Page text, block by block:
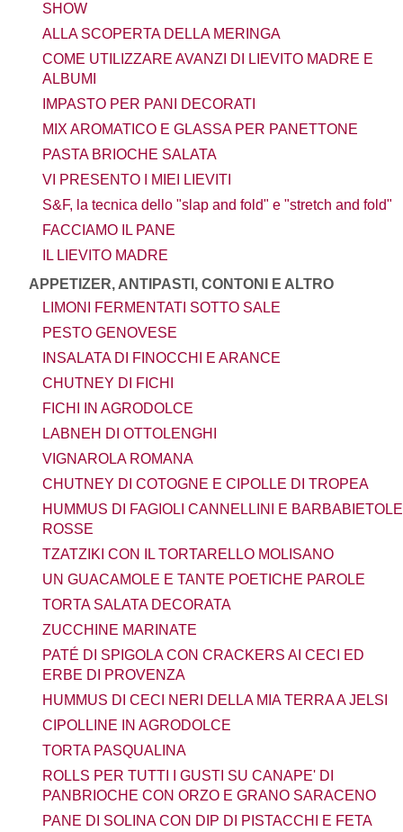
SHOW
ALLA SCOPERTA DELLA MERINGA
COME UTILIZZARE AVANZI DI LIEVITO MADRE E
ALBUMI
IMPASTO PER PANI DECORATI
MIX AROMATICO E GLASSA PER PANETTONE
PASTA BRIOCHE SALATA
VI PRESENTO I MIEI LIEVITI
S&F, la tecnica dello "slap and fold" e "stretch and fold"
FACCIAMO IL PANE
IL LIEVITO MADRE
APPETIZER, ANTIPASTI, CONTONI E ALTRO
LIMONI FERMENTATI SOTTO SALE
PESTO GENOVESE
INSALATA DI FINOCCHI E ARANCE
CHUTNEY DI FICHI
FICHI IN AGRODOLCE
LABNEH DI OTTOLENGHI
VIGNAROLA ROMANA
CHUTNEY DI COTOGNE E CIPOLLE DI TROPEA
HUMMUS DI FAGIOLI CANNELLINI E BARBABIETOLE
ROSSE
TZATZIKI CON IL TORTARELLO MOLISANO
UN GUACAMOLE E TANTE POETICHE PAROLE
TORTA SALATA DECORATA
ZUCCHINE MARINATE
PATÉ DI SPIGOLA CON CRACKERS AI CECI ED
ERBE DI PROVENZA
HUMMUS DI CECI NERI DELLA MIA TERRA A JELSI
CIPOLLINE IN AGRODOLCE
TORTA PASQUALINA
ROLLS PER TUTTI I GUSTI SU CANAPE' DI
PANBRIOCHE CON ORZO E GRANO SARACENO
PANE DI SOLINA CON DIP DI PISTACCHI E FETA